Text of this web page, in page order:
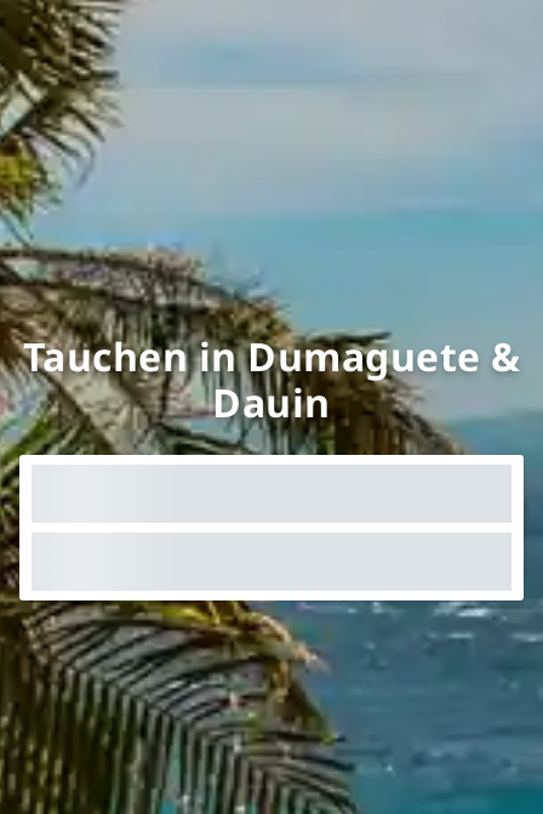
Tauchen in Dumaguete &
Dauin